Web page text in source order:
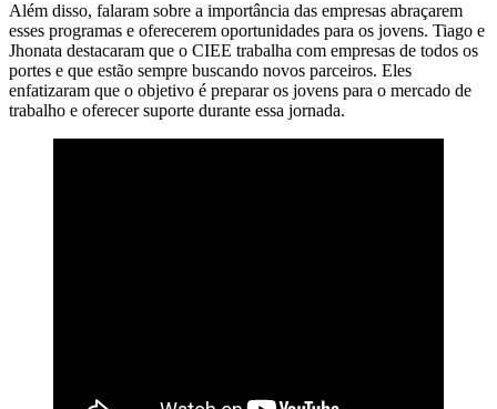
Além disso, falaram sobre a importância das empresas abraçarem
esses programas e oferecerem oportunidades para os jovens. Tiago e
Jhonata destacaram que o CIEE trabalha com empresas de todos os
portes e que estão sempre buscando novos parceiros. Eles
enfatizaram que o objetivo é preparar os jovens para o mercado de
trabalho e oferecer suporte durante essa jornada.